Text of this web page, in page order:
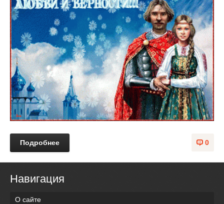
0
Подробнее
Навигация
О сайте